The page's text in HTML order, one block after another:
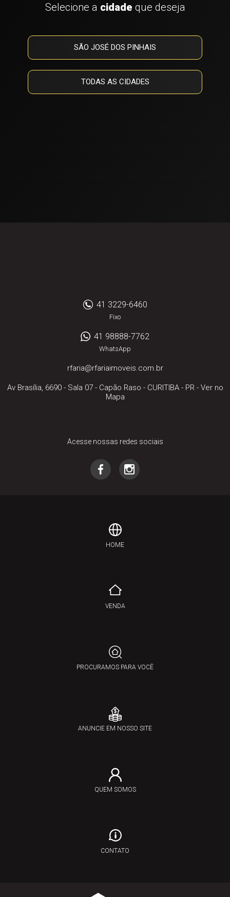
Selecione a cidade que deseja
SÃO JOSÉ DOS PINHAIS
TODAS AS CIDADES
41 3229-6460
Fixo
41 98888-7762
WhatsApp
rfaria@rfariaimoveis.com.br
Av Brasília, 6690 - Sala 07- Capão Raso - CURITIBA- PR- Ver no
Mapa
Acesse nossas redes sociais
HOME
VENDA
PROCURAMOS PARA VOCÊ
ANUNCIE EM NOSSO SITE
QUEM SOMOS
CONTATO